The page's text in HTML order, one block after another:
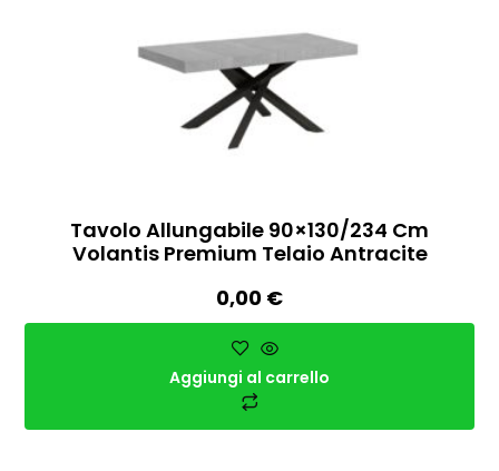
Tavolo Allungabile 90×130/234 Cm
Volantis Premium Telaio Antracite
0,00 €
Aggiungi al carrello